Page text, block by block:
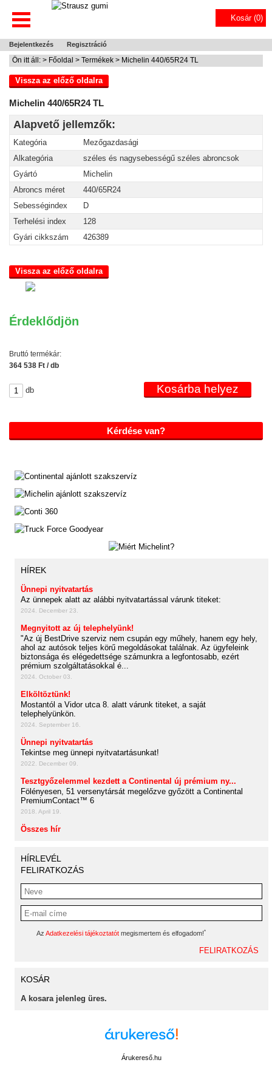
Kosár (0)
Bejelentkezés Regisztráció
Ön itt áll: > Főoldal > Termékek > Michelin 440/65R24 TL
Vissza az előző oldalra
Michelin 440/65R24 TL
Alapvető jellemzők:
Kategória
Mezőgazdasági
Alkategória
széles és nagysebességű széles abroncsok
Gyártó
Michelin
Abroncs méret
440/65R24
Sebességindex
D
Terhelési index
128
Gyári cikkszám
426389
Vissza az előző oldalra
Érdeklődjön
Bruttó termékár:
364 538 Ft / db
db
Kérdése van?
HÍREK
Ünnepi nyitvatartás
Az ünnepek alatt az alábbi nyitvatartással várunk titeket:
2024. December 23.
Megnyitott az új telephelyünk!
"Az új BestDrive szerviz nem csupán egy műhely, hanem egy hely,
ahol az autósok teljes körű megoldásokat találnak. Az ügyfeleink
biztonsága és elégedettsége számunkra a legfontosabb, ezért
prémium szolgáltatásokkal é...
2024. October 03.
Elköltöztünk!
Mostantól a Vidor utca 8. alatt várunk titeket, a saját
telephelyünkön.
2024. September 16.
Ünnepi nyitvatartás
Tekintse meg ünnepi nyitvatartásunkat!
2022. December 09.
Tesztgyőzelemmel kezdett a Continental új prémium ny...
Fölényesen, 51 versenytársát megelőzve győzött a Continental
PremiumContact™ 6
2018. April 19.
Összes hír
HÍRLEVÉL
FELIRATKOZÁS
Az Adatkezelési tájékoztatót megismertem és elfogadom!*
KOSÁR
A kosara jelenleg üres.
Árukereső.hu